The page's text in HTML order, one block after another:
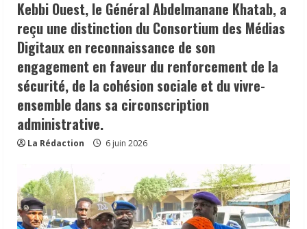
Kebbi Ouest, le Général Abdelmanane Khatab, a
reçu une distinction du Consortium des Médias
Digitaux en reconnaissance de son
engagement en faveur du renforcement de la
sécurité, de la cohésion sociale et du vivre-
ensemble dans sa circonscription
administrative.
La Rédaction 6 juin 2026